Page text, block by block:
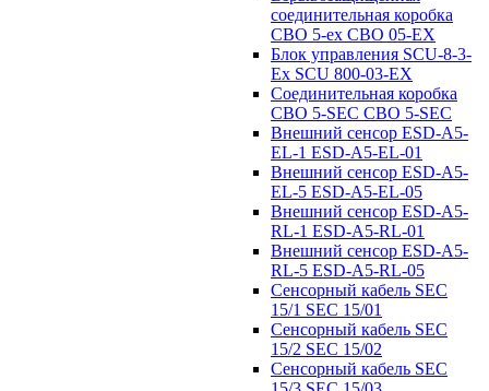
соединительная коробка
CBO 5-ex CBO 05-EX
Блок управления SCU-8-3-
Ex SCU 800-03-EX
Соединительная коробка
CBO 5-SEC CBO 5-SEC
Внешний сенсор ESD-A5-
EL-1 ESD-A5-EL-01
Внешний сенсор ESD-A5-
EL-5 ESD-A5-EL-05
Внешний сенсор ESD-A5-
RL-1 ESD-A5-RL-01
Внешний сенсор ESD-A5-
RL-5 ESD-A5-RL-05
Сенсорный кабель SEC
15/1 SEC 15/01
Сенсорный кабель SEC
15/2 SEC 15/02
Сенсорный кабель SEC